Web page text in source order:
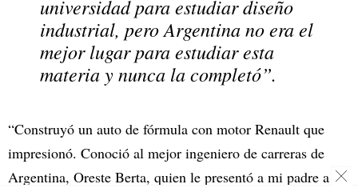
universidad para estudiar diseño
industrial, pero Argentina no era el
mejor lugar para estudiar esta
materia y nunca la completó”.
“Construyó un auto de fórmula con motor Renault que
impresionó. Conoció al mejor ingeniero de carreras de
Argentina, Oreste Berta, quien le presentó a mi padre a